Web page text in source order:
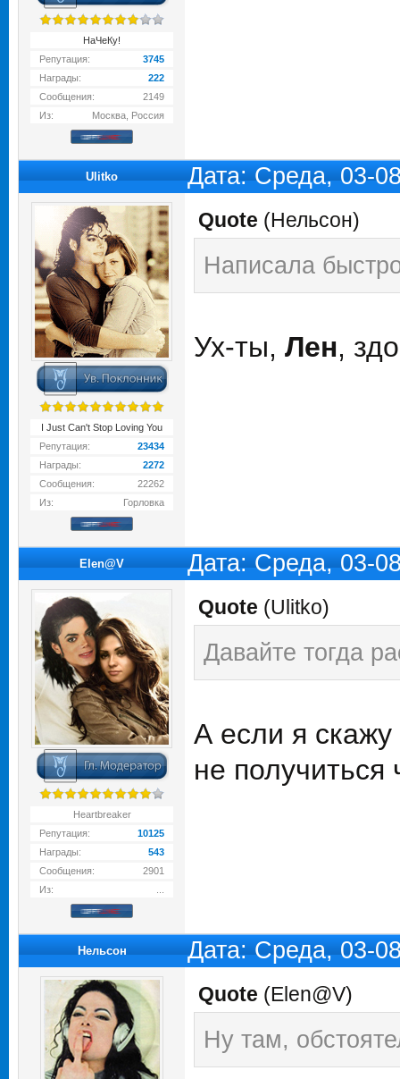
НаЧеКу!
Репутация:
3745
Награды:
222
Сообщения:
2149
Из:
Москва, Россия
Ulitko Дата: Среда, 03-
I Just Can't Stop Loving You
Репутация:
23434
Награды:
2272
Сообщения:
22262
Из:
Горловка
Quote (Нельсон)
Написала
Ух-ты, Лен,
Elen@V Дата: Среда, 03-
Heartbreaker
Репутация:
10125
Награды:
543
Сообщения:
2901
Из:
Quote (Ulitko)
Давайте тогда
А если я скажу
не получиться
Нельсон Дата: Среда, 03-
Quote (Elen@V)
Ну там,